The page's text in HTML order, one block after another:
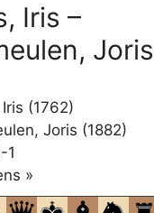
Iris –
Joris
(1762)
Joris (1882)
1
»
om